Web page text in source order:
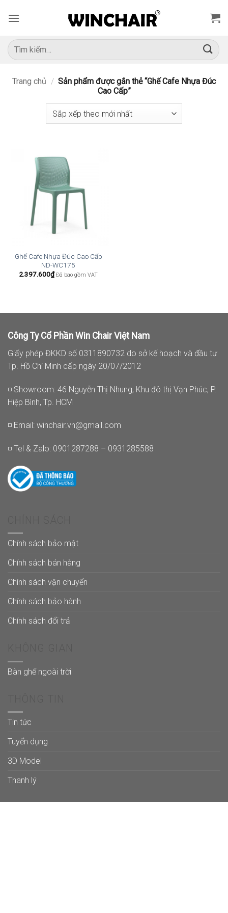
qua
dung
Tìm
kiếm:
Trang chủ / Sản phẩm được gắn thẻ “Ghế Cafe Nhựa Đúc
Cao Cấp”
Ghế Cafe Nhựa Đúc Cao Cấp
ND-WC175
2.397.600₫ Đã bao gồm VAT
Công Ty Cổ Phần Win Chair Việt Nam
Giấy phép ĐKKD số 0311890732 do sở kế hoạch và đầu tư
Tp. Hồ Chí Minh cấp ngày 20/07/2012
◽ Showroom: 46 Nguyễn Thị Nhung, Khu đô thị Vạn Phúc, P.
Hiệp Bình, Tp. HCM
◽ Email: winchair.vn@gmail.com
◽ Tel & Zalo: 0901287288 – 0931285588
Chính sách bảo mật
Chính sách bán hàng
Chính sách vận chuyển
Chính sách bảo hành
Chính sách đổi trả
Bàn ghế ngoài trời
Tin tức
Tuyển dụng
3D Model
Thanh lý